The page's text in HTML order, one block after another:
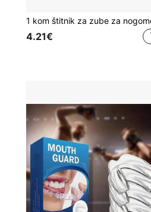
4.21€